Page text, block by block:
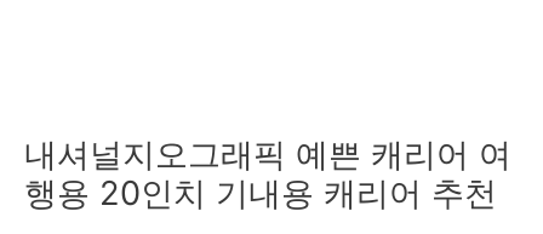
내셔널지오그래픽 예쁜 캐리어 여
행용 20인치 기내용 캐리어 추천